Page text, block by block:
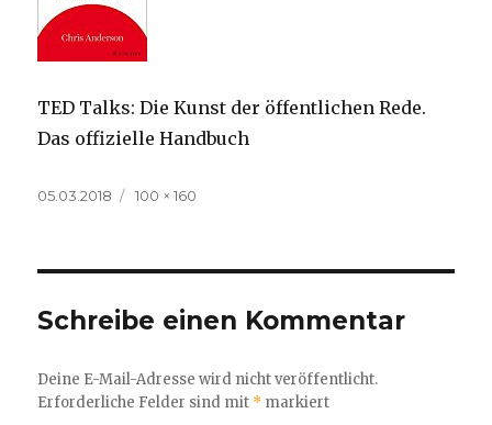
TED Talks: Die Kunst der öffentlichen Rede.
Das offizielle Handbuch
Veröffentlicht
05.03.2018
Volle
100 × 160
Schreibe einen Kommentar
Deine E-Mail-Adresse wird nicht veröffentlicht.
Erforderliche Felder sind mit * markiert